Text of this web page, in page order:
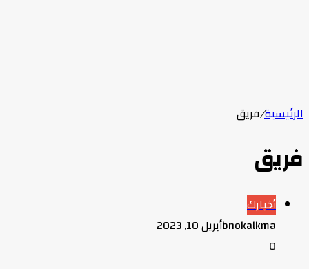
الرئيسية/فريق
فريق
أخبارك
bnokalkmaأبريل 10, 2023
0